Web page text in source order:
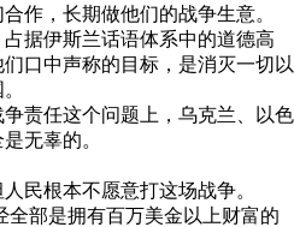
作，长期做他们的战争生意。
据伊斯兰话语体系中的道德高
口中声称的目标，是消灭一切以
责任这个问题上，乌克兰、以色
无辜的。
民根本不愿意打这场战争。
部是拥有百万美金以上财富的